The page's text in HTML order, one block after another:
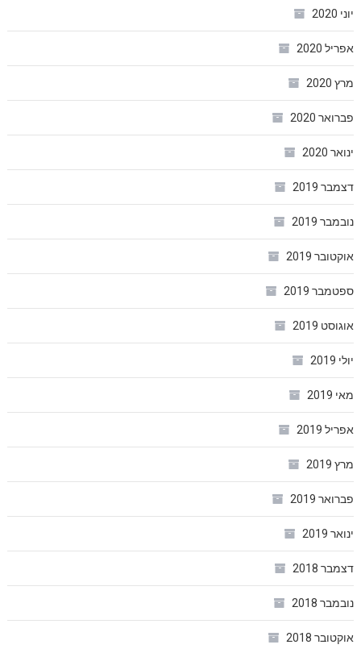
יוני 2020
אפריל 2020
מרץ 2020
פברואר 2020
ינואר 2020
דצמבר 2019
נובמבר 2019
אוקטובר 2019
ספטמבר 2019
אוגוסט 2019
יולי 2019
מאי 2019
אפריל 2019
מרץ 2019
פברואר 2019
ינואר 2019
דצמבר 2018
נובמבר 2018
אוקטובר 2018